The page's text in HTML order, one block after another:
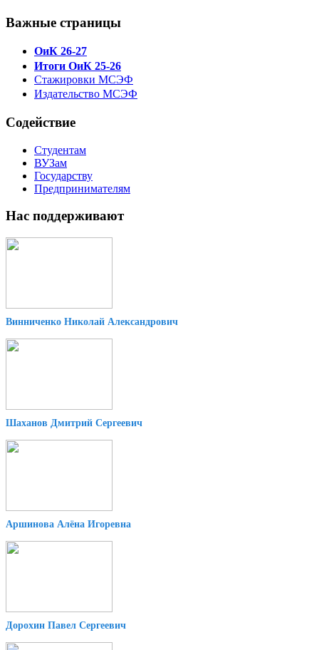
Важные страницы
ОиК 26-27
Итоги ОиК 25-26
Стажировки МСЭФ
Издательство МСЭФ
Содействие
Студентам
ВУЗам
Государству
Предпринимателям
Нас поддерживают
Винниченко Николай Александрович
Шаханов Дмитрий Сергеевич
Аршинова Алёна Игоревна
Дорохин Павел Сергеевич